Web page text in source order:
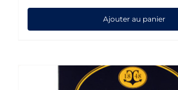
Ajouter au panier